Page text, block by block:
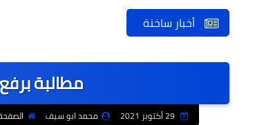
أخبار ساخنة
مطالبة
محمد ابو سيف